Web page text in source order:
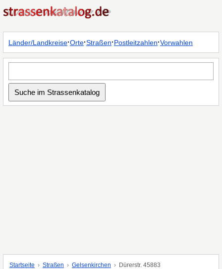
Länder/Landkreise·Orte·Straßen·Postleitzahlen·Vorwahlen
Startseite Straßen Gelsenkirchen Dürerstr. 45883